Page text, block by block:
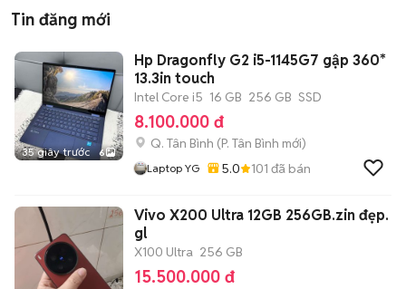
Tin đăng mới
35 giây trước 6
Hp Dragonfly G2 i5-1145G7 gập 360*
13.3in touch
Intel Core i5 16 GB 256 GB SSD
8.100.000 đ
Q. Tân Bình (P. Tân Bình mới)
Laptop YG 5.0 101 đã bán
Vivo X200 Ultra 12GB 256GB.zin đẹp.
gl
X100 Ultra 256 GB
15.500.000 đ